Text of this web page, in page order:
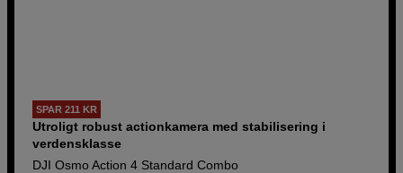
SPAR 211 KR
Utroligt robust actionkamera med stabilisering i
verdensklasse
DJI Osmo Action 4 Standard Combo